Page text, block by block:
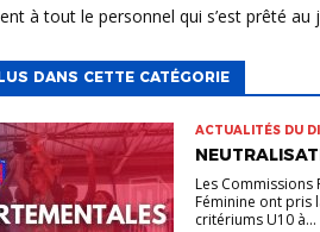
à tout le personnel qui s’est prêté
DANS CETTE CATÉGORIE
ACTUALITÉS DU
D'ANIMATION
Les Commissions
Féminine ont pris
critériums U10 à...